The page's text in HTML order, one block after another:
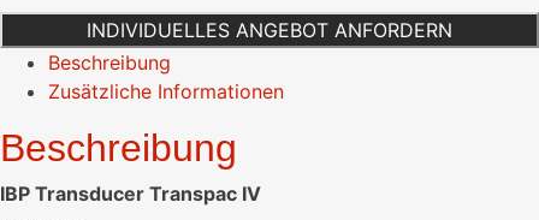
INDIVIDUELLES ANGEBOT ANFORDERN
Beschreibung
Zusätzliche Informationen
Beschreibung
IBP Transducer Transpac IV